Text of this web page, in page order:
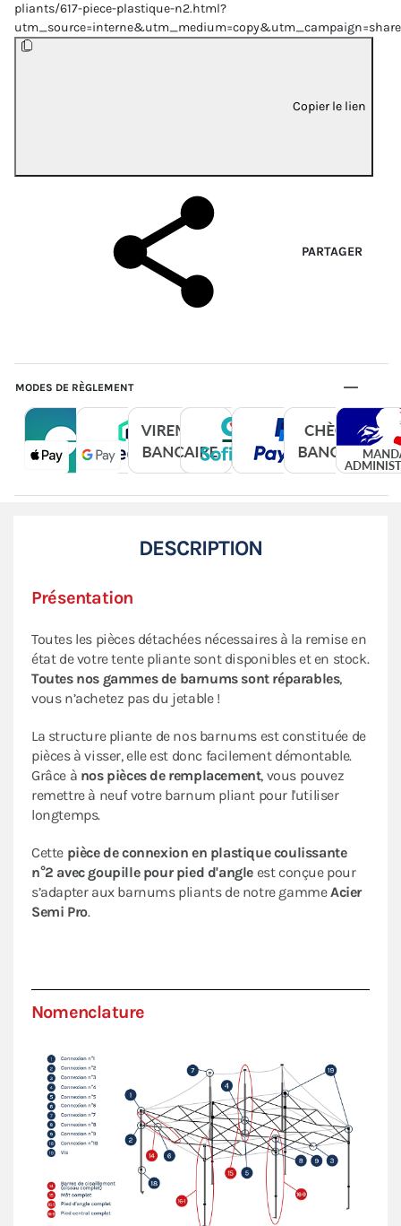
pliants/617-piece-plastique-n2.html?
Copier le lien
PARTAGER
MODES DE RÈGLEMENT
DESCRIPTION
Présentation
Toutes les pièces détachées nécessaires à la remise en
état de votre tente pliante sont disponibles et en stock.
Toutes nos gammes de barnums sont réparables,
vous n’achetez pas du jetable !
La structure pliante de nos barnums est constituée de
pièces à visser, elle est donc facilement démontable.
Grâce à nos pièces de remplacement, vous pouvez
remettre à neuf votre barnum pliant pour l'utiliser
longtemps.
Cette pièce de connexion en plastique coulissante
n°2 avec goupille pour pied d'angle est conçue pour
s’adapter aux barnums pliants de notre gammeAcier
Semi Pro.
Nomenclature